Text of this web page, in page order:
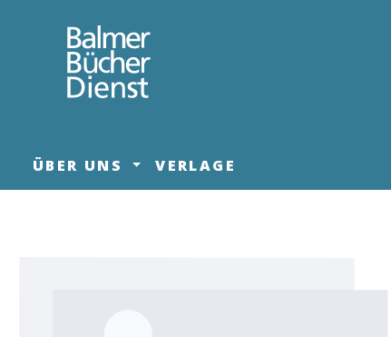
Zur Hauptnavigation springen
ÜBER UNS VERLAGE